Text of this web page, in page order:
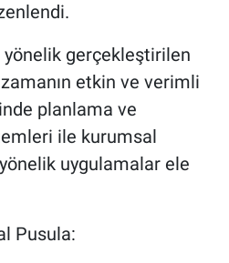
gerçekleştirilen
etkin ve verimli
planlama ve
ile kurumsal
uygulamalar ele
Pusula: